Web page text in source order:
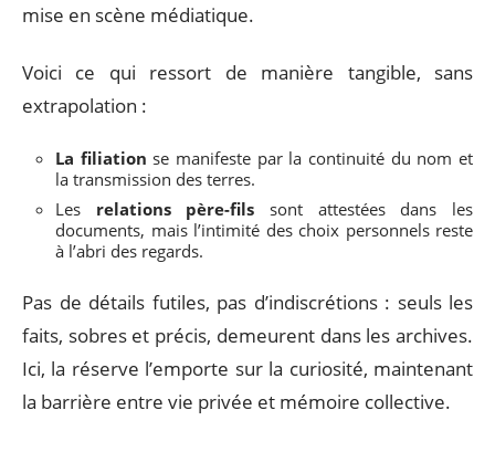
mise en scène médiatique.
Voici ce qui ressort de manière tangible, sans
extrapolation :
La filiation se manifeste par la continuité du nom et
la transmission des terres.
Les relations père-fils sont attestées dans les
documents, mais l’intimité des choix personnels reste
à l’abri des regards.
Pas de détails futiles, pas d’indiscrétions : seuls les
faits, sobres et précis, demeurent dans les archives.
Ici, la réserve l’emporte sur la curiosité, maintenant
la barrière entre vie privée et mémoire collective.